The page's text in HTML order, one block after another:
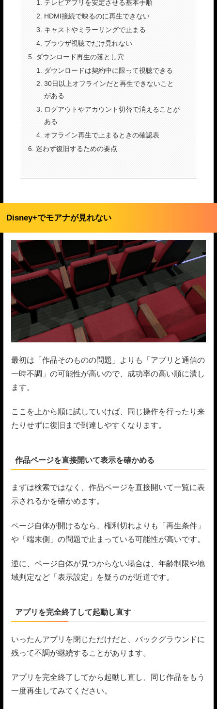
テレビアプリを安定させる基本手順
HDMI接続で映るのに再生できない
キャストやミラーリングで止まる
ブラウザ視聴でだけ見れない
ダウンロード再生の落とし穴
ダウンロードは契約中に限って視聴できる
30日以上オフラインだと再生できないこと
がある
ログアウトやアカウント切替で消えることが
ある
オフライン再生で止まるときの確認表
迷わず復旧するための要点
Disney+でモアナが見れない
最初は「作品そのものの問題」よりも「アプリと通信の
一時不調」の可能性が高いので、成功率の高い順に潰し
ます。
ここを上から順に試していけば、同じ操作を行ったり来
たりせずに復旧まで到達しやすくなります。
作品ページを直接開いて表示を確かめる
まずは検索ではなく、作品ページを直接開いて一覧に表
示されるかを確かめます。
ページ自体が開けるなら、権利切れよりも「再生条件」
や「端末側」の問題で止まっている可能性が高いです。
逆に、ページ自体が見つからない場合は、年齢制限や地
域判定など「表示設定」を疑うのが近道です。
アプリを完全終了して起動し直す
いったんアプリを閉じただけだと、バックグラウンドに
残って不調が継続することがあります。
アプリを完全終了してから起動し直し、同じ作品をもう
一度再生してみてください。